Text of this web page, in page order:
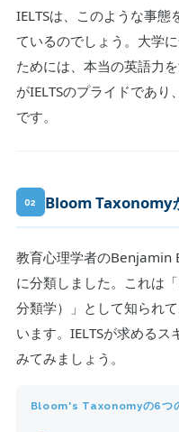
IELTSは、このような事
ているのでしょう。大学
ためには、本当の英語力
がIELTSのプライドであ
です。
02 Bloom Taxonomy
教育心理学者のBenjamin
に分類しました。これは
分類学）」として知られ
います。IELTSが求める
みてみましょう。
Bloom's Taxonomyの6つ